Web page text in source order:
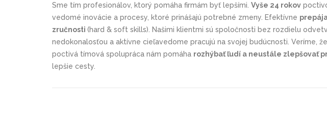
Sme tím profesionálov, ktorý pomáha firmám byť lepšími. Vyše 24 rokov
vedomé inovácie a procesy, ktoré prinášajú potrebné zmeny. Efektívne
zručnosti (hard & soft skills). Našimi klientmi sú spoločnosti bez rozdielu
nedokonalosťou a aktívne cieľavedome pracujú na svojej budúcnosti. Veríme,
poctivá tímová spolupráca nám pomáha rozhýbať ľudí a neustále zlepšovať
lepšie cesty.